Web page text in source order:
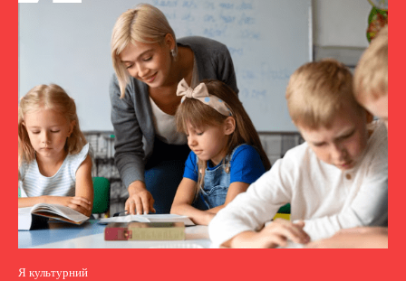
Я культурний